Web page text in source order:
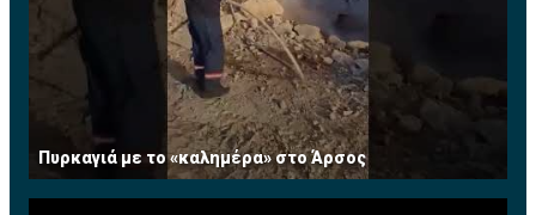
Πυρκαγιά με το «καλημέρα» στο Άρσος